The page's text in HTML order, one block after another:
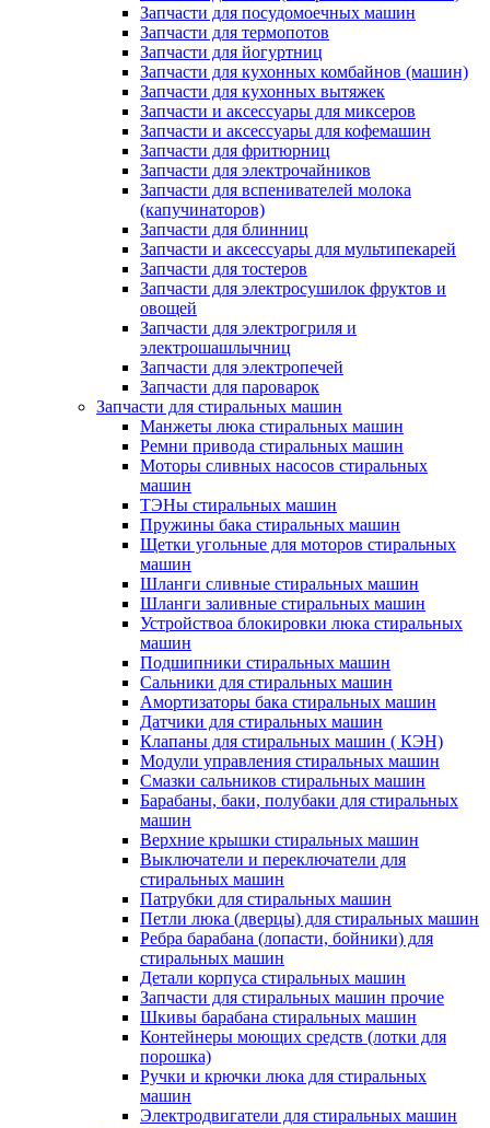
Запчасти для посудомоечных машин
Запчасти для термопотов
Запчасти для йогуртниц
Запчасти для кухонных комбайнов (машин)
Запчасти для кухонных вытяжек
Запчасти и аксессуары для миксеров
Запчасти и аксессуары для кофемашин
Запчасти для фритюрниц
Запчасти для электрочайников
Запчасти для вспенивателей молока
(капучинаторов)
Запчасти для блинниц
Запчасти и аксессуары для мультипекарей
Запчасти для тостеров
Запчасти для электросушилок фруктов и
овощей
Запчасти для электрогриля и
электрошашлычниц
Запчасти для электропечей
Запчасти для пароварок
Запчасти для стиральных машин
Манжеты люка стиральных машин
Ремни привода стиральных машин
Моторы сливных насосов стиральных
машин
ТЭНы стиральных машин
Пружины бака стиральных машин
Щетки угольные для моторов стиральных
машин
Шланги сливные стиральных машин
Шланги заливные стиральных машин
Устройствоа блокировки люка стиральных
машин
Подшипники стиральных машин
Сальники для стиральных машин
Амортизаторы бака стиральных машин
Датчики для стиральных машин
Клапаны для стиральных машин ( КЭН)
Модули управления стиральных машин
Смазки сальников стиральных машин
Барабаны, баки, полубаки для стиральных
машин
Верхние крышки стиральных машин
Выключатели и переключатели для
стиральных машин
Патрубки для стиральных машин
Петли люка (дверцы) для стиральных машин
Ребра барабана (лопасти, бойники) для
стиральных машин
Детали корпуса стиральных машин
Запчасти для стиральных машин прочие
Шкивы барабана стиральных машин
Контейнеры моющих средств (лотки для
порошка)
Ручки и крючки люка для стиральных
машин
Электродвигатели для стиральных машин